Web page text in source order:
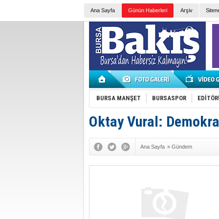
Ana Sayfa Günün Haberleri Arşiv
BURSA MANŞET BURSASPOR
Oktay Vural:
Ana Sayfa » Gündem